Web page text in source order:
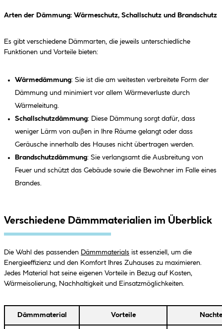
Arten der Dämmung: Wärmeschutz, Schallschutz und Brandschutz
Es gibt verschiedene Dämmarten, die jeweils unterschiedliche
Funktionen und Vorteile bieten:
Wärmedämmung: Sie ist die am weitesten verbreitete Form der
Dämmung und minimiert vor allem Wärmeverluste durch
Wärmeleitung.
Schallschutzdämmung: Diese Dämmung sorgt dafür, dass
weniger Lärm von außen in Ihre Räume gelangt oder dass
Geräusche innerhalb des Hauses nicht übertragen werden.
Brandschutzdämmung: Sie verlangsamt die Ausbreitung von
Feuer und schützt das Gebäude sowie die Bewohner im Falle eines
Brandes.
Verschiedene Dämmmaterialien im Überblick
Die Wahl des passenden Dämmmaterials ist essenziell, um die
Energieeffizienz und den Komfort Ihres Zuhauses zu maximieren.
Jedes Material hat seine eigenen Vorteile in Bezug auf Kosten,
Wärmeisolierung, Nachhaltigkeit und Einsatzmöglichkeiten.
Dämmmaterial Vorteile